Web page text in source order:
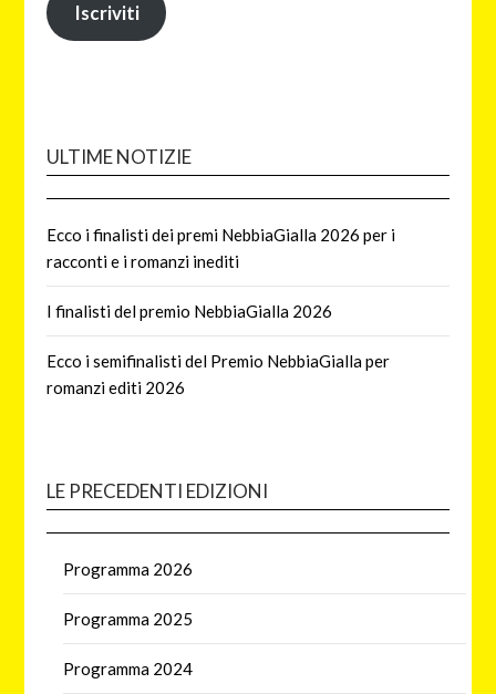
Iscriviti
ULTIME NOTIZIE
Ecco i finalisti dei premi NebbiaGialla 2026 per i
racconti e i romanzi inediti
I finalisti del premio NebbiaGialla 2026
Ecco i semifinalisti del Premio NebbiaGialla per
romanzi editi 2026
LE PRECEDENTI EDIZIONI
Programma 2026
Programma 2025
Programma 2024